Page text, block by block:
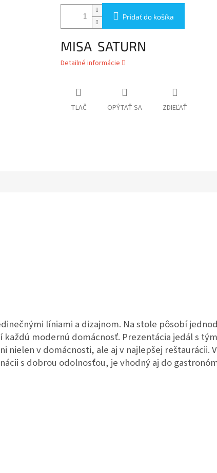
Pridať do košíka
MISA SATURN
Detailné informácie
TLAČ OPÝTAŤ SA ZDIEĽAŤ
líniami a dizajnom. Na stole pôsobí
modernú domácnosť. Prezentácia jedál s
nielen v domácnosti, ale aj v najlepšej reštaurácii.
s dobrou odolnosťou, je vhodný aj do